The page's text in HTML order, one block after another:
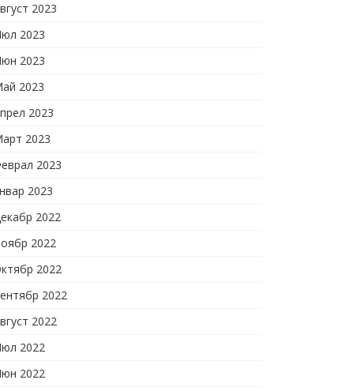
2023
2023
2023
2023
2023
2023
2023
2023
2022
2022
2022
2022
2022
2022
2022